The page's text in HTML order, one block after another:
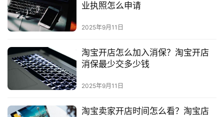
业执照怎么申请
2025年9月11日
淘宝开店怎么加入消保？淘宝开店
消保最少交多少钱
2025年9月11日
淘宝卖家开店时间怎么看？淘宝店